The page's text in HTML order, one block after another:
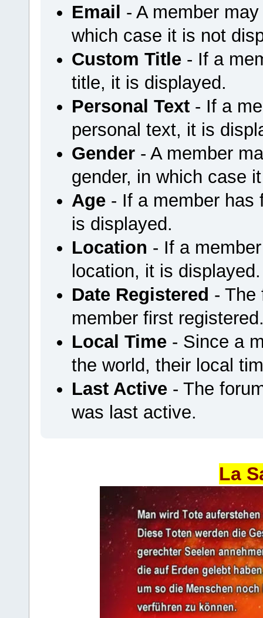
Email - A member
which case it is not
Custom Title- If a
title, it is displayed.
Personal Text- If a
personal text, it is
Gender- A member
gender, in which case
Age- If a member has
is displayed.
Location - If a
location, it is displayed.
Date Registered - The
member first
Local Time- Since a
the world, their local
Last Active- The
was last active.
La